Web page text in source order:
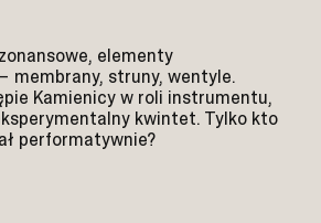
elementy
struny, wentyle.
Kamienicy w roli instrumentu,
kwintet. Tylko kto
performatywnie?